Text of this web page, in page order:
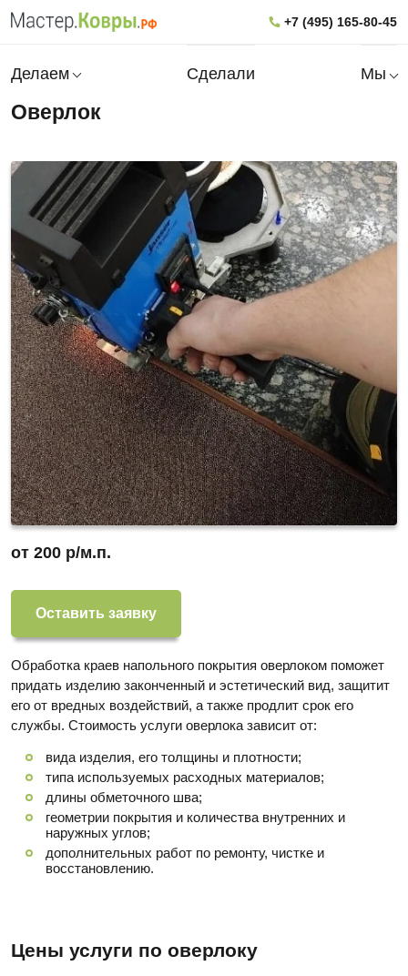
+7 (495) 165-80-45
Делаем Сделали Мы
Оверлок
от 200 р/м.п.
Оставить заявку
Обработка краев напольного покрытия оверлоком поможет
придать изделию законченный и эстетический вид, защитит
его от вредных воздействий, а также продлит срок его
службы. Стоимость услуги оверлока зависит от:
вида изделия, его толщины и плотности;
типа используемых расходных материалов;
длины обметочного шва;
геометрии покрытия и количества внутренних и
наружных углов;
дополнительных работ по ремонту, чистке и
восстановлению.
Цены услуги по оверлоку